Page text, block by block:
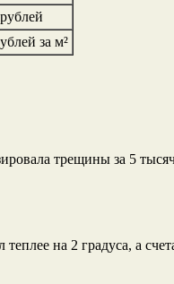
за м²
трещины за 5
на 2 градуса, а